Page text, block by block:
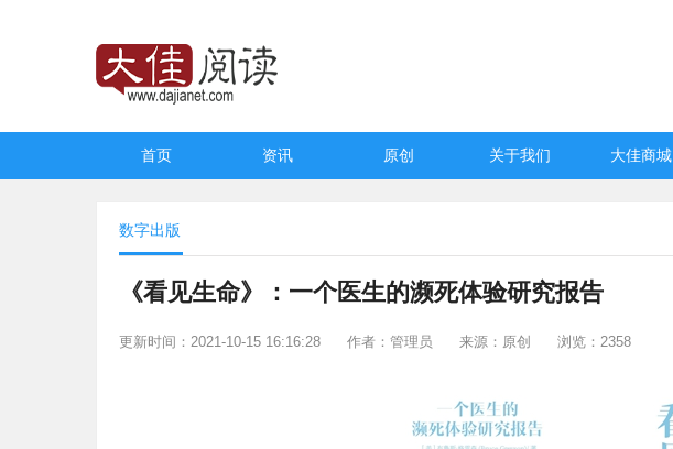
首页 资讯 原创 关于我们 大佳商城
数字出版
《看见生命》：一个医生的濒死体验研究报告
更新时间：2021-10-15 16:16:28 作者：管理员 来源：原创 浏览：2358